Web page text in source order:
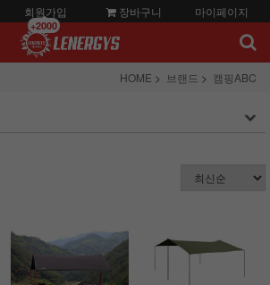
회원가입
+2000
장바구니 마이페이지
HOME 브랜드 캠핑ABC